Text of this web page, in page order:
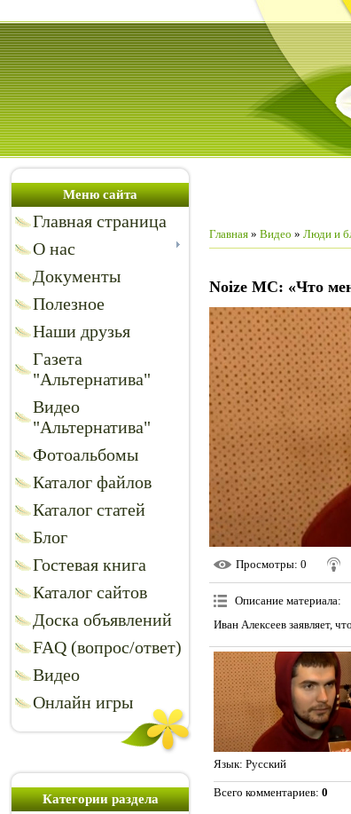
Меню сайта
Главная страница
О нас
Документы
Полезное
Наши друзья
Газета
"Альтернатива"
Видео
"Альтернатива"
Фотоальбомы
Каталог файлов
Каталог статей
Блог
Гостевая книга
Каталог сайтов
Доска объявлений
FAQ (вопрос/ответ)
Видео
Онлайн игры
Категории раздела
Главная » Видео » Люди и
Noize MC: «Что
Просмотры: 0
Описание материала:
Иван Алексеев заявляет,
Язык: Русский
Всего комментариев: 0